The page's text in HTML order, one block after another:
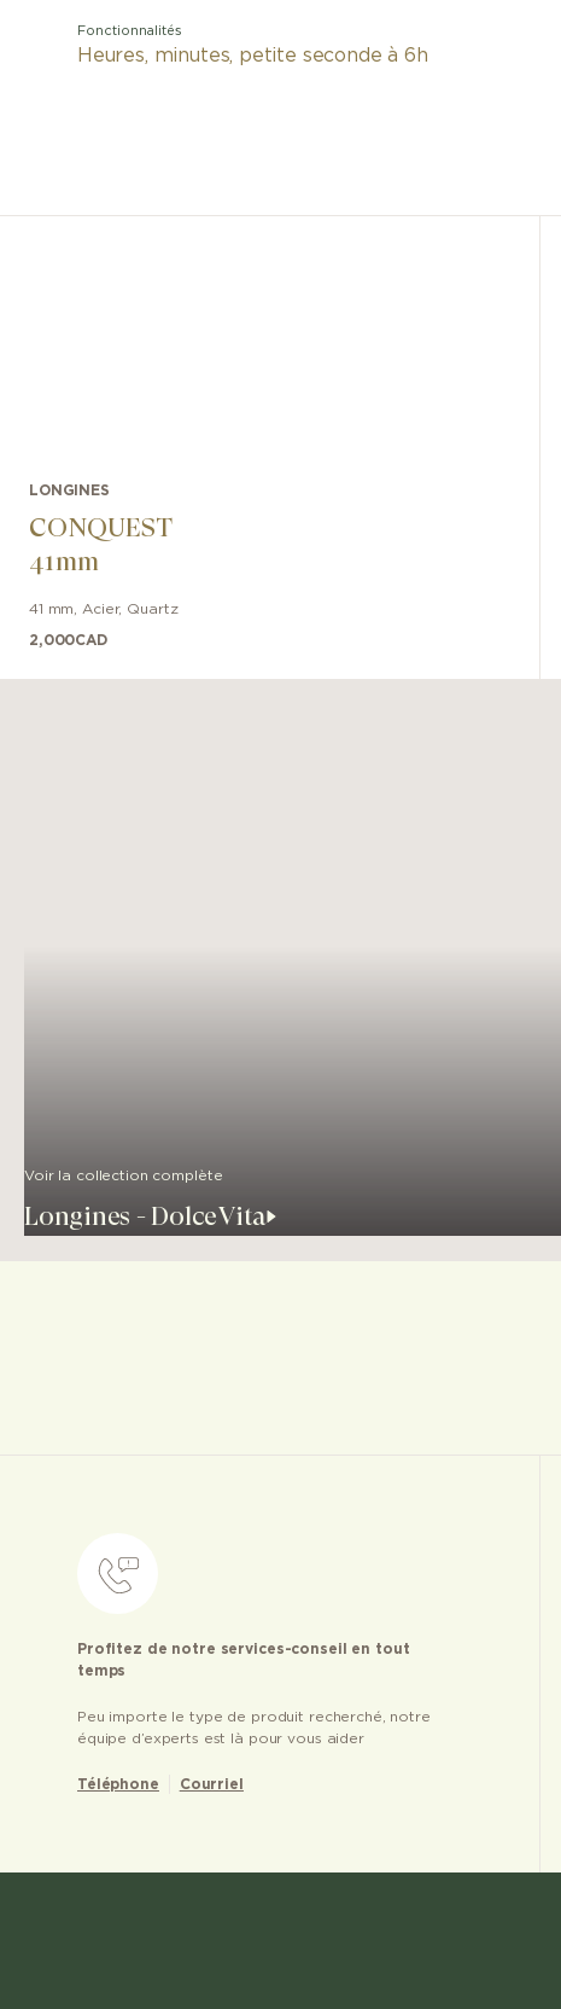
Fonctionnalités
Heures, minutes, petite seconde à 6h
LONGINES
CONQUEST
41mm
41 mm Acier, Quartz
2,000CAD
Voir la collection complète
Longines - DolceVita
Profitez de notre services-conseil en tout
temps
Peu importe le type de produit recherché, notre
équipe d’experts est là pour vous aider
Téléphone Courriel